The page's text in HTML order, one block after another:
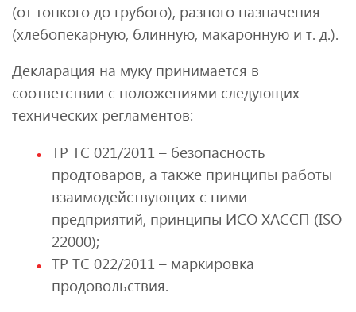
(от тонкого до грубого), разного назначения
(хлебопекарную, блинную, макаронную и т. д.).
Декларация на муку принимается в
соответствии с положениями следующих
технических регламентов:
ТР ТС 021/2011 – безопасность
продтоваров, а также принципы работы
взаимодействующих с ними
предприятий, принципы ИСО ХАССП (ISO
22000);
ТР ТС 022/2011 – маркировка
продовольствия.